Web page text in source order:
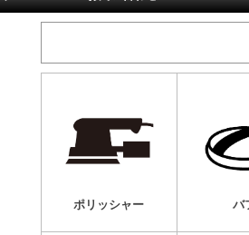
ポリッシャー バ